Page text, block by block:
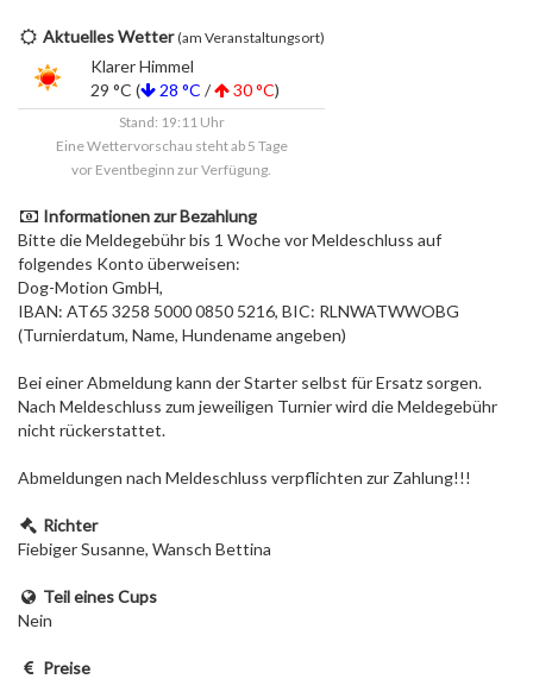
Aktuelles Wetter (am Veranstaltungsort)
Klarer Himmel
29 °C (
28 °C / 30 °C)
Stand: 19:11 Uhr
Eine Wettervorschau steht ab 5 Tage
vor Eventbeginn zur Verfügung.
Informationen zur Bezahlung
Bitte die Meldegebühr bis 1 Woche vor Meldeschluss auf
folgendes Konto überweisen:
Dog-Motion GmbH,
IBAN: AT65 3258 5000 0850 5216, BIC: RLNWATWWOBG
(Turnierdatum, Name, Hundename angeben)
Bei einer Abmeldung kann der Starter selbst für Ersatz sorgen.
Nach Meldeschluss zum jeweiligen Turnier wird die Meldegebühr
nicht rückerstattet.
Abmeldungen nach Meldeschluss verpflichten zur Zahlung!!!
Richter
Fiebiger Susanne, Wansch Bettina
Teil eines Cups
Nein
Preise